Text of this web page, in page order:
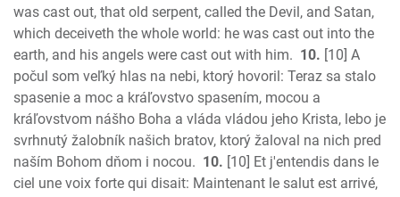
was cast out, that old serpent, called the Devil, and Satan,
which deceiveth the whole world: he was cast out into the
earth, and his angels were cast out with him. 10. [10] A
počul som veľký hlas na nebi, ktorý hovoril: Teraz sa stalo
spasenie a moc a kráľovstvo spasením, mocou a
kráľovstvom nášho Boha a vláda vládou jeho Krista, lebo je
svrhnutý žalobník našich bratov, ktorý žaloval na nich pred
naším Bohom dňom i nocou. 10. [10] Et j'entendis dans le
ciel une voix forte qui disait: Maintenant le salut est arrivé,